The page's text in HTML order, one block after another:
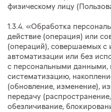
физическому лицу
1.3.4. «Обработка
действие (операция) или
(операций), совершаемых с
автоматизации или без
с персональными данными,
систематизацию,
(обновление, изменение),
передачу
обезличивание,